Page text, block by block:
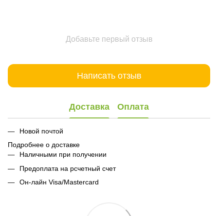
Добавьте первый отзыв
Написать отзыв
Доставка Оплата
Новой почтой
Подробнее о доставке
Наличными при получении
Предоплата на рсчетный счет
Он-лайн Visa/Mastercard